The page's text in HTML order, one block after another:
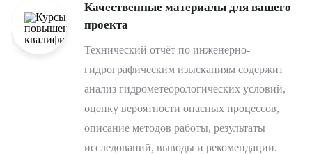
Качественные материалы для вашего
проекта
Технический отчёт по инженерно-
гидрографическим изысканиям содержит
анализ гидрометеорологических условий,
оценку вероятности опасных процессов,
описание методов работы, результаты
исследований, выводы и рекомендации.